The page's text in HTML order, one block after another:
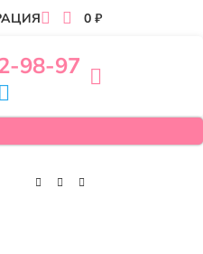
0 ₽
98-97